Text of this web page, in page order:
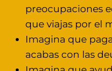
preocupaciones
que viajas por el
Imagina que
acabas con las